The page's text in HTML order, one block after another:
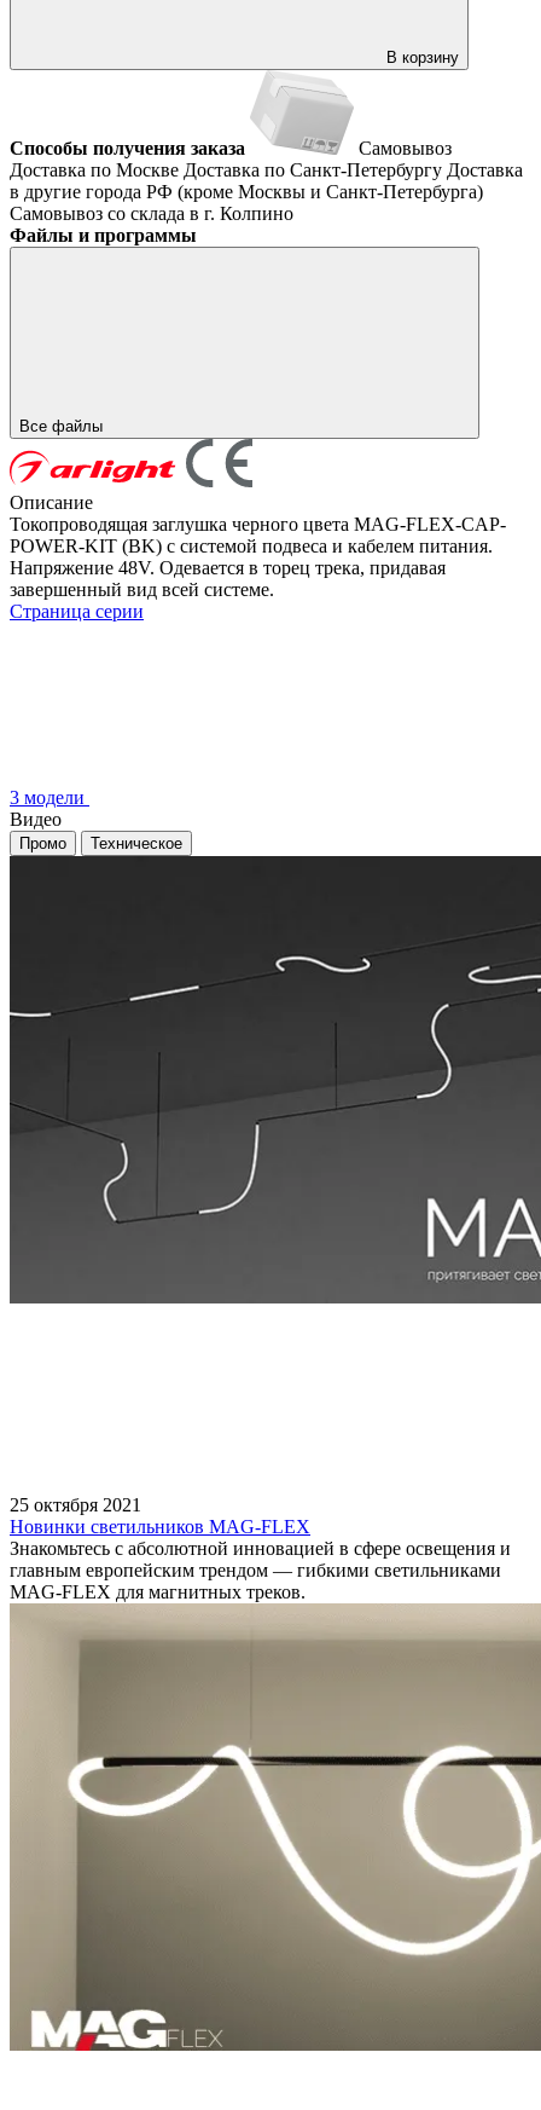
В корзину
Способы получения заказа
Самовывоз
Доставка по Москве Доставка по Санкт-Петербургу Доставка
в другие города РФ (кроме Москвы и Санкт-Петербурга)
Самовывоз со склада в г. Колпино
Файлы и программы
Все файлы
Описание
Токопроводящая заглушка черного цвета MAG-FLEX-CAP-
POWER-KIT (BK) с системой подвеса и кабелем питания.
Напряжение 48V. Одевается в торец трека, придавая
завершенный вид всей системе.
Страница серии
3 модели
Видео
Промо Техническое
25 октября 2021
Новинки светильников MAG-FLEX
Знакомьтесь с абсолютной инновацией в сфере освещения и
главным европейским трендом — гибкими светильниками
MAG-FLEX для магнитных треков.